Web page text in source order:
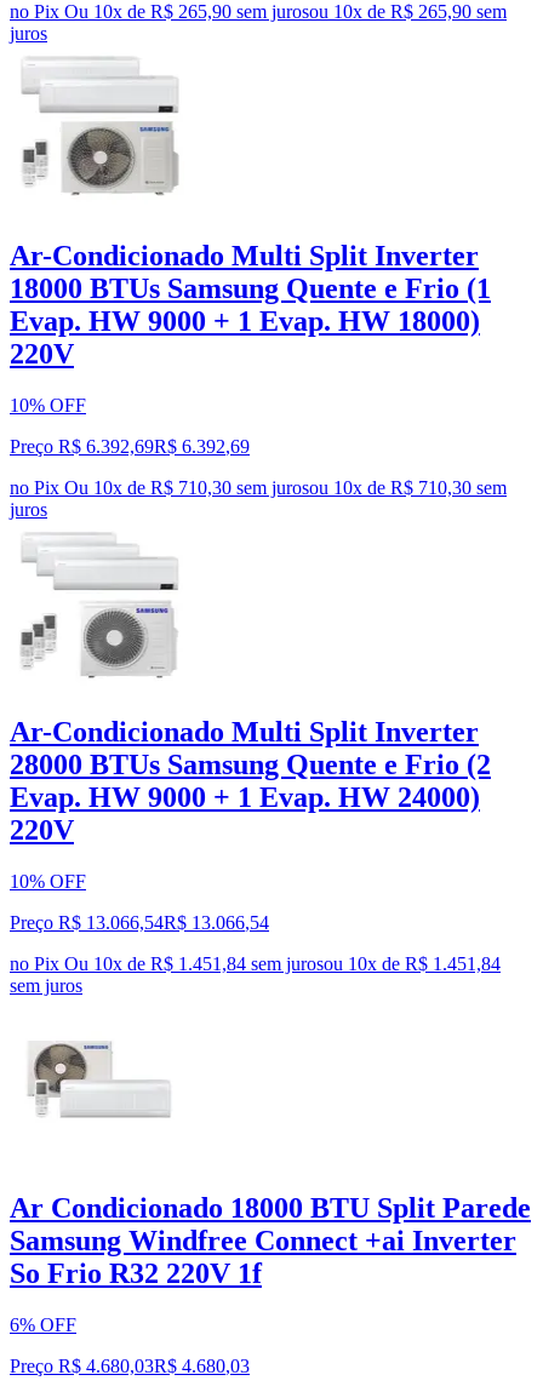
no Pix Ou 10x de R$ 265,90 sem jurosou 10x de R$ 265,90 sem
juros
Ar-Condicionado Multi Split Inverter
18000 BTUs Samsung Quente e Frio (1
Evap. HW 9000 + 1 Evap. HW 18000)
220V
10% OFF
Preço R$ 6.392,69R$ 6.392,69
no Pix Ou 10x de R$ 710,30 sem jurosou 10x de R$ 710,30 sem
juros
Ar-Condicionado Multi Split Inverter
28000 BTUs Samsung Quente e Frio (2
Evap. HW 9000 + 1 Evap. HW 24000)
220V
10% OFF
Preço R$ 13.066,54R$ 13.066,54
no Pix Ou 10x de R$ 1.451,84 sem jurosou 10x de R$ 1.451,84
sem juros
Ar Condicionado 18000 BTU Split Parede
Samsung Windfree Connect +ai Inverter
So Frio R32 220V 1f
6% OFF
Preço R$ 4.680,03R$ 4.680,03